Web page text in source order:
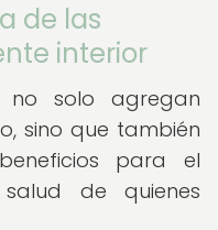
de las
interior
no solo agregan
sino que también
para el
de quienes